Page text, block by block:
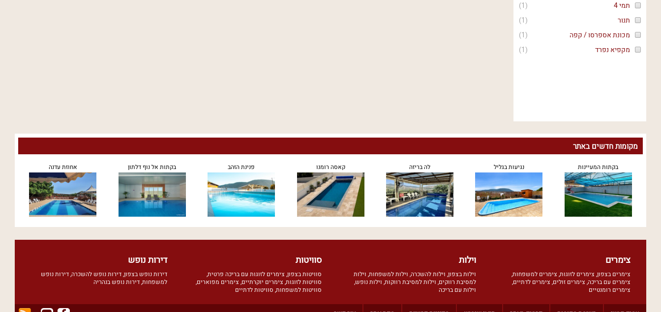
(
1
)
תמי 4
(
1
)
תנור
(
1
)
מכונת אספרסו / קפה
(
1
) מקפיא נפרד
מקומות חדשים באתר
בקתות המעיינות נגיעות בגליל לה בריזה קאסה רומנו פנינת הזהב בקתות אל נוף דלתון אחוזת עדנה
צימרים
צימרים בצפון, צימרים לזוגות, צימרים למשפחות,
צימרים עם בריכה, צימרים זולים, צימרים לדתיים,
צימרים רומנטיים
וילות
וילות בצפון, וילות להשכרה, וילות למשפחות, וילות
למסיבת רווקים, וילות למסיבת רווקות, וילות נופש,
וילות עם בריכה
סוויטות
סוויטות בצפון, צימרים לזוגות עם בריכה פרטית,
סוויטות לזוגות, צימרים יוקרתיים, צימרים מפוארים,
סוויטות למשפחות, סוויטות לדתיים
דירות נופש
דירות נופש בצפון,דירות נופש להשכרה,דירות נופש
למשפחות,דירות נופש בנהריה